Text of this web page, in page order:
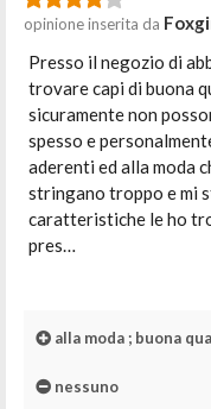
opinione inserita da
Presso il negozio di
trovare capi di buona
sicuramente non
spesso e
aderenti ed alla moda
stringano troppo e mi
caratteristiche le ho
pres…
alla moda ; buona
nessuno